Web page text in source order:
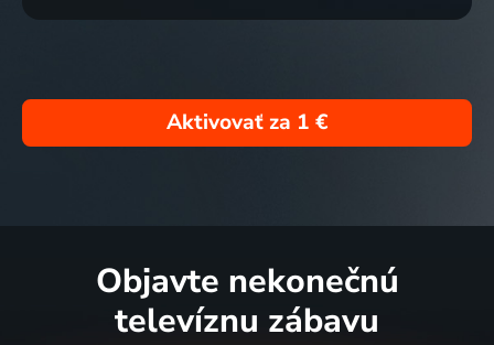
Aktivovať za 1 €
Objavte nekonečnú
televíznu zábavu